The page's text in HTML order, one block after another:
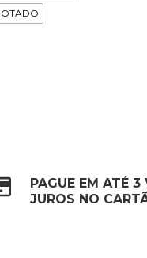
PAGUE EM ATÉ 3
JUROS NO